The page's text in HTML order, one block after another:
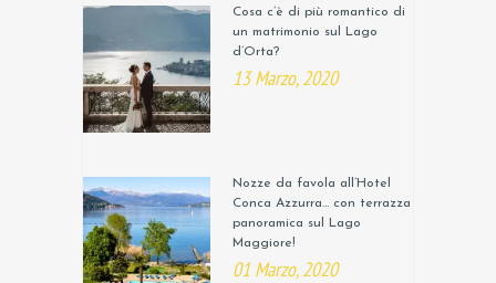
Cosa c’è di più romantico di
un matrimonio sul Lago
d’Orta?
13 Marzo, 2020
Nozze da favola all’Hotel
Conca Azzurra… con terrazza
panoramica sul Lago
Maggiore!
01 Marzo, 2020